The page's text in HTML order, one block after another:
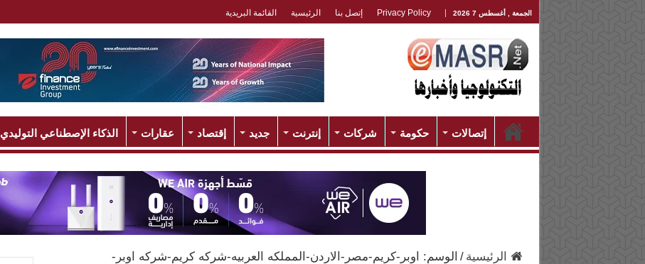
الجمعة , أغسطس 7 2026 Privacy Policy إتصل بنا الرئيسية القائمة البريدية
إتصالات حكومة شركات إنترنت جديد إقتصاد عقارات الذكاء الإصطناعي التوليدي
الرئيسية / الوسم: اوبر-كريم-مصر-الاردن-المملكه العربيه-شركه كريم-شركه اوبر-